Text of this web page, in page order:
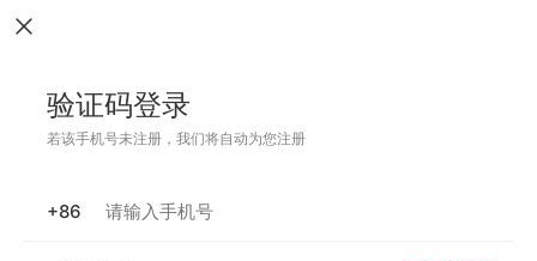
验证码登录
若该手机号未注册，我们将自动为您注册
+86